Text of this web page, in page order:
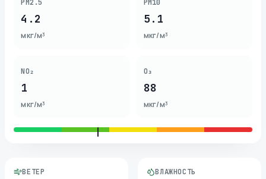
PM2.5
4.2
мкг/м³
PM10
5.1
мкг/м³
NO₂
1
мкг/м³
O₃
88
мкг/м³
ВЕТЕР ВЛАЖНОСТЬ